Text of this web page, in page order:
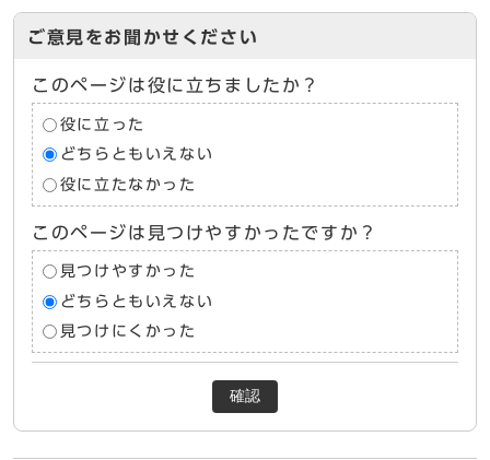
ご意見をお聞かせください
このページは役に立ちましたか？
役に立った
どちらともいえない
役に立たなかった
このページは見つけやすかったですか？
見つけやすかった
どちらともいえない
見つけにくかった
確認